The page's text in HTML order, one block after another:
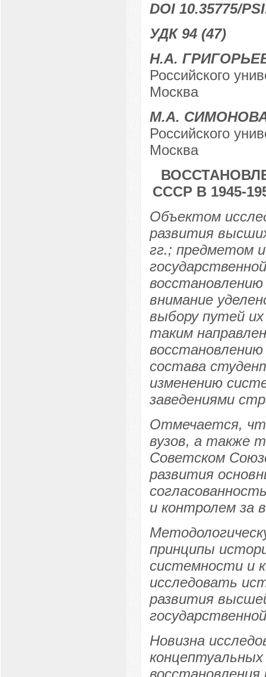
DOI 10.35775/
УДК 94 (47)
Н.А.
Российского
Москва
М.А.
Российского
Москва
СССР В 1945-
Объектом
развития
гг.; предметом
внимание
выбору путей
таким
восстановлению
состава
изменению
заведениями
Отмечается,
вузов, а также
Советском
развития
и контролем за
принципы
системности и
исследовать
развития
Новизна